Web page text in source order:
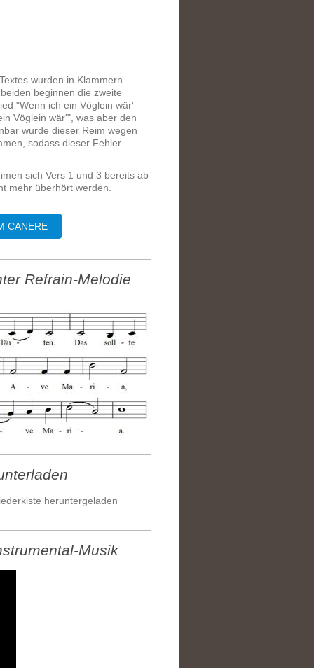
wurden in Klammern
beginnen die zweite
"Wenn ich ein Vöglein wär'
Vöglein wär'", was aber den
wurde dieser Reim wegen
sodass dieser Fehler
sich Vers 1 und 3 bereits ab
mehr überhört werden.
CANERE
Refrain-Melodie
heruntergeladen
Musik